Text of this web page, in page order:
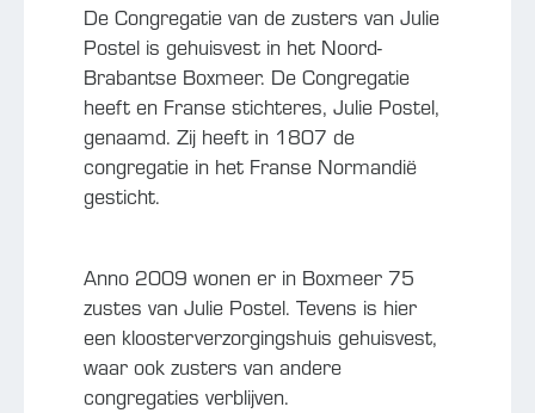
De Congregatie van de zusters van Julie
Postel is gehuisvest in het Noord-
Brabantse Boxmeer. De Congregatie
heeft en Franse stichteres, Julie Postel,
genaamd. Zij heeft in 1807 de
congregatie in het Franse Normandië
gesticht.
Anno 2009 wonen er in Boxmeer 75
zustes van Julie Postel. Tevens is hier
een kloosterverzorgingshuis gehuisvest,
waar ook zusters van andere
congregaties verblijven.